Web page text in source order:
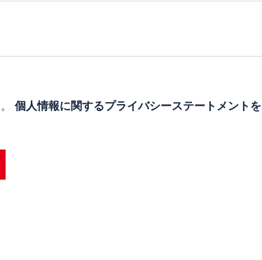
個人情報に関するプライバシーステートメントを